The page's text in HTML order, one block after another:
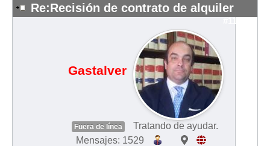
Re:Recisión de contrato de alquiler
#11392
Gastalver
Fuera de línea
Tratando de ayudar.
Mensajes: 1529